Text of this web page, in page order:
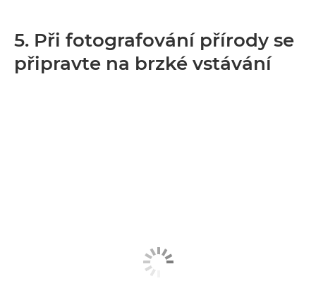
5. Při fotografování přírody se
připravte na brzké vstávání